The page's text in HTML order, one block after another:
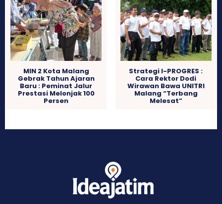
MIN 2 Kota Malang
Gebrak Tahun Ajaran
Baru : Peminat Jalur
Prestasi Melonjak 100
Persen
Strategi I-PROGRES :
Cara Rektor Dodi
Wirawan Bawa UNITRI
Malang “Terbang
Melesat”